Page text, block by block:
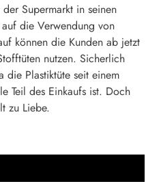
Supermarkt in seinen
die Verwendung von
können die Kunden ab jetzt
nutzen. Sicherlich
die Plastiktüte seit einem
Teil des Einkaufs ist. Doch
zu Liebe.